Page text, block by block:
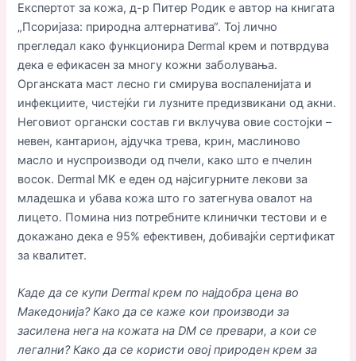
Експертот за кожа, д-р Питер Родик е автор на книгата
„Псоријаза: природна алтернатива“. Тој лично
прегледал како функционира Dermal крем и потврдува
дека е ефикасен за многу кожни заболувања.
Органската маст лесно ги смирува воспаленијата и
инфекциите, чистејќи ги лузните предизвикани од акни.
Неговиот органски состав ги вклучува овие состојки –
невен, кантарион, ајдучка трева, крин, маслиново
масло и нуспроизводи од пчели, како што е пчелин
восок. Dermal MK е еден од најсигурните лекови за
младешка и убава кожа што го затегнува овалот на
лицето. Помина низ потребните клинички тестови и е
докажано дека е 95% ефективен, добивајќи сертификат
за квалитет.
Каде да се купи Dermal крем по најдобра цена во
Македонија? Како да се каже кои производи за
засилена нега на кожата на DM се превари, а кои се
легални? Како да се користи овој природен крем за